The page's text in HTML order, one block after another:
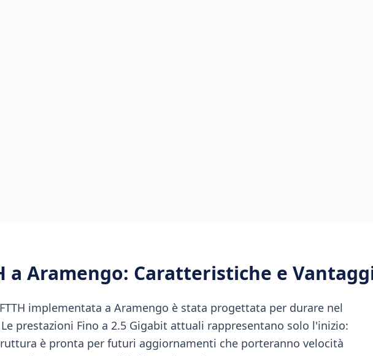
a Aramengo: Caratteristiche e
implementata a Aramengo è stata progettata per durare nel
prestazioni Fino a 2.5 Gigabit attuali rappresentano solo l'inizio:
è pronta per futuri aggiornamenti che porteranno velocità